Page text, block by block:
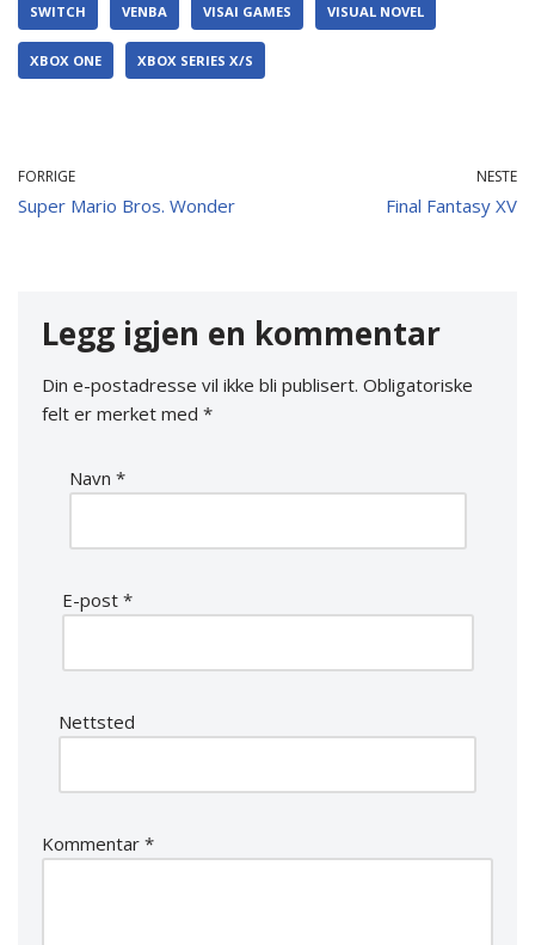
SWITCH VENBA VISAI GAMES VISUAL NOVEL
XBOX ONE XBOX SERIES X/S
FORRIGE
Super Mario Bros. Wonder
NESTE
Final Fantasy XV
Legg igjen en kommentar
Din e-postadresse vil ikke bli publisert. Obligatoriske
felt er merket med *
Navn *
E-post *
Nettsted
Kommentar *